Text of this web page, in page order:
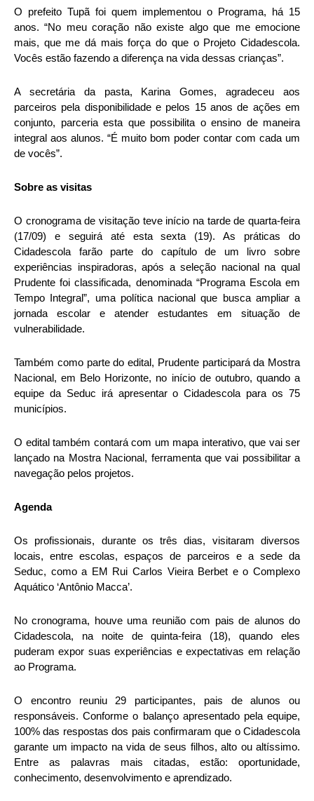
O prefeito Tupã foi quem implementou o Programa, há 15
anos. “No meu coração não existe algo que me emocione
mais, que me dá mais força do que o Projeto Cidadescola.
Vocês estão fazendo a diferença na vida dessas crianças”.
A secretária da pasta, Karina Gomes, agradeceu aos
parceiros pela disponibilidade e pelos 15 anos de ações em
conjunto, parceria esta que possibilita o ensino de maneira
integral aos alunos. “É muito bom poder contar com cada um
de vocês”.
Sobre as visitas
O cronograma de visitação teve início na tarde de quarta-feira
(17/09) e seguirá até esta sexta (19). As práticas do
Cidadescola farão parte do capítulo de um livro sobre
experiências inspiradoras, após a seleção nacional na qual
Prudente foi classificada, denominada “Programa Escola em
Tempo Integral”, uma política nacional que busca ampliar a
jornada escolar e atender estudantes em situação de
vulnerabilidade.
Também como parte do edital, Prudente participará da Mostra
Nacional, em Belo Horizonte, no início de outubro, quando a
equipe da Seduc irá apresentar o Cidadescola para os 75
municípios.
O edital também contará com um mapa interativo, que vai ser
lançado na Mostra Nacional, ferramenta que vai possibilitar a
navegação pelos projetos.
Agenda
Os profissionais, durante os três dias, visitaram diversos
locais, entre escolas, espaços de parceiros e a sede da
Seduc, como a EM Rui Carlos Vieira Berbet e o Complexo
Aquático ‘Antônio Macca’.
No cronograma, houve uma reunião com pais de alunos do
Cidadescola, na noite de quinta-feira (18), quando eles
puderam expor suas experiências e expectativas em relação
ao Programa.
O encontro reuniu 29 participantes, pais de alunos ou
responsáveis. Conforme o balanço apresentado pela equipe,
100% das respostas dos pais confirmaram que o Cidadescola
garante um impacto na vida de seus filhos, alto ou altíssimo.
Entre as palavras mais citadas, estão: oportunidade,
conhecimento, desenvolvimento e aprendizado.